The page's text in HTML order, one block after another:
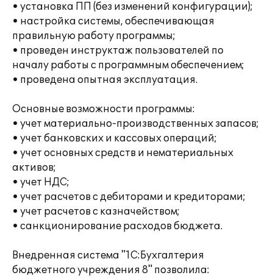
• установка ПП (без изменений конфигурации);
• настройка системы, обеспечивающая
правильную работу программы;
• проведен инструктаж пользователей по
началу работы с программным обеспечением;
• проведена опытная эксплуатация.
Основные возможности программы:
• учет материально-производственных запасов;
• учет банковских и кассовых операций;
• учет основных средств и нематериальных
активов;
• учет НДС;
• учет расчетов с дебиторами и кредиторами;
• учет расчетов с казначейством;
• санкционирование расходов бюджета.
Внедренная система "1С:Бухгалтерия
бюджетного учреждения 8" позволила: